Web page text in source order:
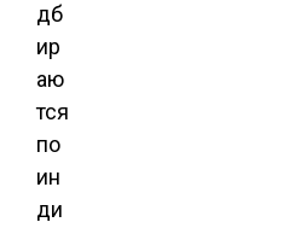
дб
ир
аю
тся
по
ин
ди